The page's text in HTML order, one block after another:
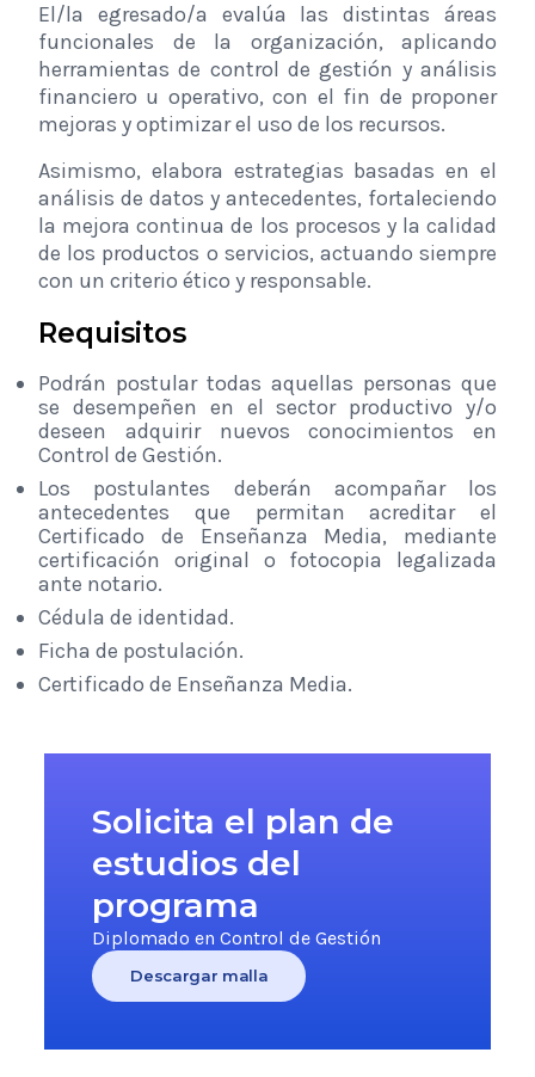
El/la egresado/a evalúa las distintas áreas
funcionales de la organización, aplicando
herramientas de control de gestión y análisis
financiero u operativo, con el fin de proponer
mejoras y optimizar el uso de los recursos.
Asimismo, elabora estrategias basadas en el
análisis de datos y antecedentes, fortaleciendo
la mejora continua de los procesos y la calidad
de los productos o servicios, actuando siempre
con un criterio ético y responsable.
Requisitos
Podrán postular todas aquellas personas que
se desempeñen en el sector productivo y/o
deseen adquirir nuevos conocimientos en
Control de Gestión.
Los postulantes deberán acompañar los
antecedentes que permitan acreditar el
Certificado de Enseñanza Media, mediante
certificación original o fotocopia legalizada
ante notario.
Cédula de identidad.
Ficha de postulación.
Certificado de Enseñanza Media.
Solicita el plan de
estudios del
programa
Diplomado en Control de Gestión
Descargar malla